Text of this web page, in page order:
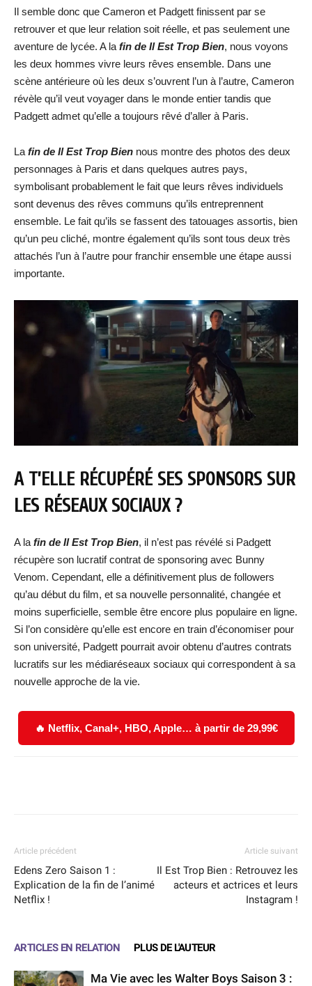
Il semble donc que Cameron et Padgett finissent par se
retrouver et que leur relation soit réelle, et pas seulement une
aventure de lycée. A la fin de Il Est Trop Bien, nous voyons
les deux hommes vivre leurs rêves ensemble. Dans une
scène antérieure où les deux s’ouvrent l’un à l’autre, Cameron
révèle qu’il veut voyager dans le monde entier tandis que
Padgett admet qu’elle a toujours rêvé d’aller à Paris.
La fin de Il Est Trop Bien nous montre des photos des deux
personnages à Paris et dans quelques autres pays,
symbolisant probablement le fait que leurs rêves individuels
sont devenus des rêves communs qu’ils entreprennent
ensemble. Le fait qu’ils se fassent des tatouages assortis, bien
qu’un peu cliché, montre également qu’ils sont tous deux très
attachés l’un à l’autre pour franchir ensemble une étape aussi
importante.
A T’ELLE RÉCUPÉRÉ SES SPONSORS SUR
LES RÉSEAUX SOCIAUX ?
A la fin de Il Est Trop Bien, il n’est pas révélé si Padgett
récupère son lucratif contrat de sponsoring avec Bunny
Venom. Cependant, elle a définitivement plus de followers
qu’au début du film, et sa nouvelle personnalité, changée et
moins superficielle, semble être encore plus populaire en ligne.
Si l’on considère qu’elle est encore en train d’économiser pour
son université, Padgett pourrait avoir obtenu d’autres contrats
lucratifs sur les médiaréseaux sociaux qui correspondent à sa
nouvelle approche de la vie.
🔥 Netflix, Canal+, HBO, Apple… à partir de 29,99€
Article précédent
Edens Zero Saison 1 :
Explication de la fin de l’animé
Netflix !
Article suivant
Il Est Trop Bien : Retrouvez les
acteurs et actrices et leurs
Instagram !
ARTICLES EN RELATION PLUS DE L'AUTEUR
Ma Vie avec les Walter Boys Saison 3 :